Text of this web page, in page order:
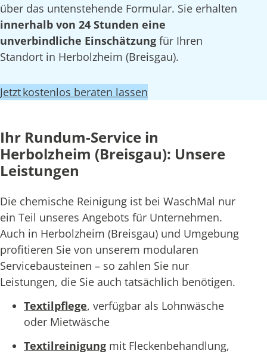
über das untenstehende Formular. Sie erhalten
innerhalb von 24 Stunden eine
unverbindliche Einschätzung für Ihren
Standort in Herbolzheim (Breisgau).
Jetzt kostenlos beraten lassen
Ihr Rundum-Service in
Herbolzheim (Breisgau): Unsere
Leistungen
Die chemische Reinigung ist bei WaschMal nur
ein Teil unseres Angebots für Unternehmen.
Auch in Herbolzheim (Breisgau) und Umgebung
profitieren Sie von unserem modularen
Servicebausteinen – so zahlen Sie nur
Leistungen, die Sie auch tatsächlich benötigen.
Textilpflege, verfügbar als Lohnwäsche
oder Mietwäsche
Textilreinigung mit Fleckenbehandlung,